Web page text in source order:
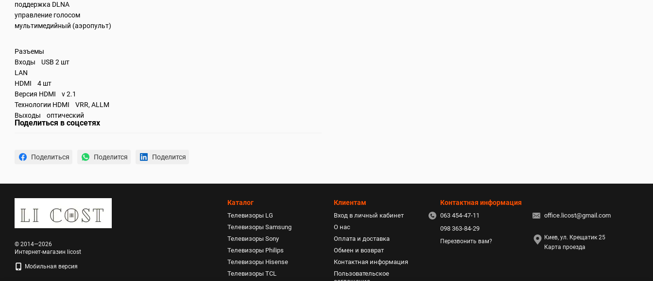
поддержка DLNA
управление голосом
мультимедийный (аэропульт)
Разъемы
Входы USB 2 шт
LAN
HDMI 4 шт
Версия HDMI v 2.1
Технологии HDMI VRR, ALLM
Выходы оптический
Поделиться в соцсетях
Поделиться Поделится Поделится
© 2014—2026
Интернет-магазин licost
Мобильная версия
Каталог
Телевизоры LG
Телевизоры Samsung
Телевизоры Sony
Телевизоры Philips
Телевизоры Hisense
Телевизоры TCL
Клиентам
Вход в личный кабинет
О нас
Оплата и доставка
Обмен и возврат
Контактная информация
Пользовательское
Контактная информация
063 454-47-11
098 363-84-29
Перезвонить вам?
office.licost@gmail.com
Киев, ул. Крещатик 25
Карта проезда